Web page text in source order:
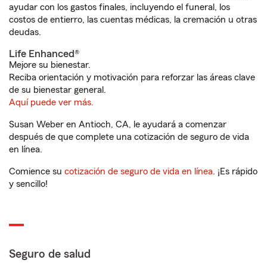
ayudar con los gastos finales, incluyendo el funeral, los
costos de entierro, las cuentas médicas, la cremación u otras
deudas.
Life Enhanced®
Mejore su bienestar.
Reciba orientación y motivación para reforzar las áreas clave
de su bienestar general.
Aquí puede ver más.
Susan Weber en Antioch, CA, le ayudará a comenzar
después de que complete una cotización de seguro de vida
en línea.
Comience su cotización de seguro de vida en línea. ¡Es rápido
y sencillo!
Seguro de salud